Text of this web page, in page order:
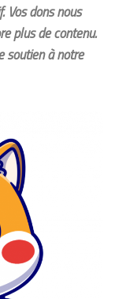
Vos dons nous
plus de contenu.
soutien à notre